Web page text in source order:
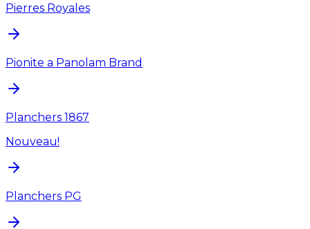
Pierres Royales
Pionite a Panolam Brand
Planchers 1867
Nouveau!
Planchers PG